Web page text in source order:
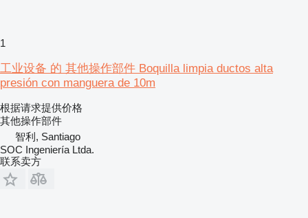
1
工业设备 的 其他操作部件 Boquilla limpia ductos alta
presión con manguera de 10m
根据请求提供价格
其他操作部件
智利, Santiago
SOC Ingeniería Ltda.
联系卖方